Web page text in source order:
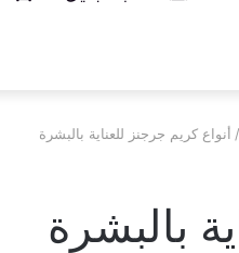
/ أنواع كريم جرجنز للعناية بالبشرة
بالبشرة